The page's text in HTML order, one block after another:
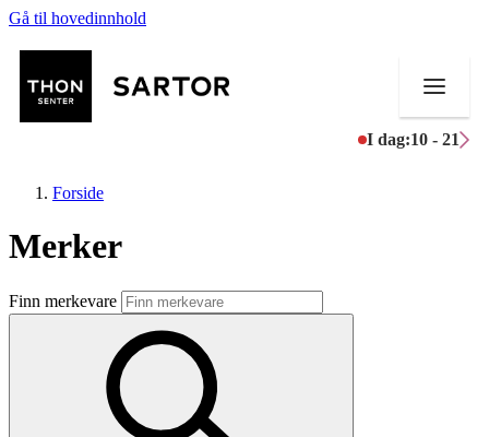
Gå til hovedinnhold
I dag:10 - 21
Butikker
Mat og drikke
Aktiviteter
Forside
Merker
Finn merkevare